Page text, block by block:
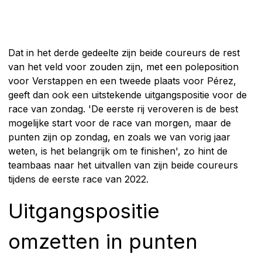
Dat in het derde gedeelte zijn beide coureurs de rest
van het veld voor zouden zijn, met een poleposition
voor Verstappen en een tweede plaats voor Pérez,
geeft dan ook een uitstekende uitgangspositie voor de
race van zondag. 'De eerste rij veroveren is de best
mogelijke start voor de race van morgen, maar de
punten zijn op zondag, en zoals we van vorig jaar
weten, is het belangrijk om te finishen', zo hint de
teambaas naar het uitvallen van zijn beide coureurs
tijdens de eerste race van 2022.
Uitgangspositie
omzetten in punten